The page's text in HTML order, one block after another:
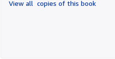
5
View all copies of this book